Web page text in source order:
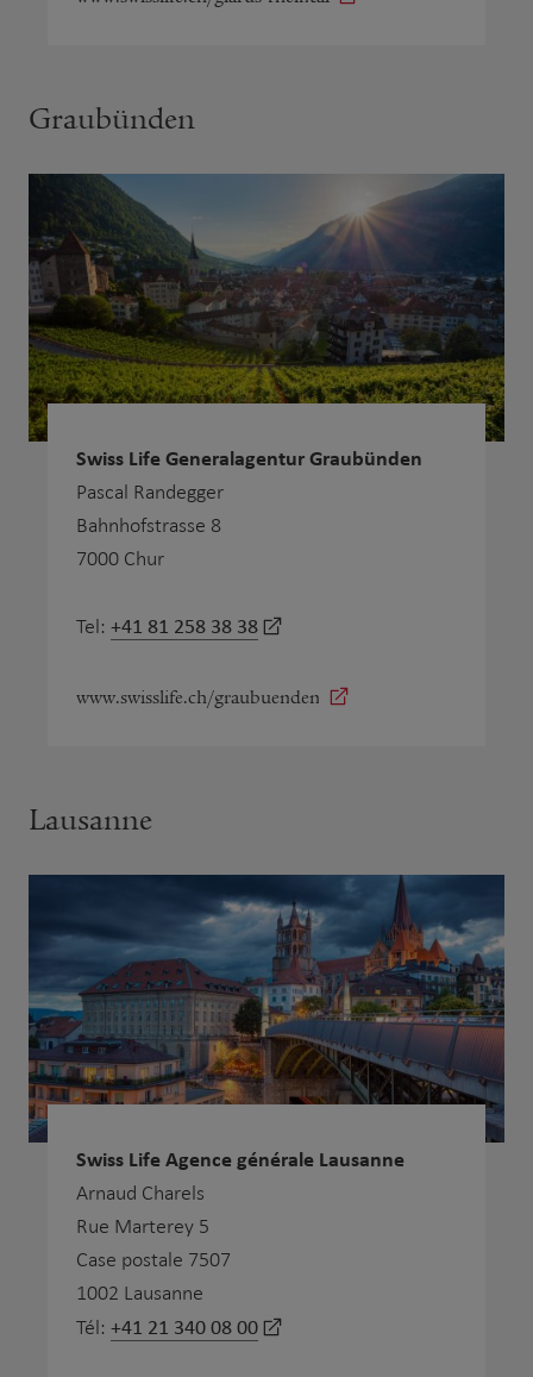
Graubünden
Swiss Life Generalagentur Graubünden
Pascal Randegger
Bahnhofstrasse 8
7000 Chur
Tel: +41 81 258 38 38
www.swisslife.ch/graubuenden
Lausanne
Swiss Life Agence générale Lausanne
Arnaud Charels
Rue Marterey 5
Case postale 7507
1002 Lausanne
Tél: +41 21 340 08 00